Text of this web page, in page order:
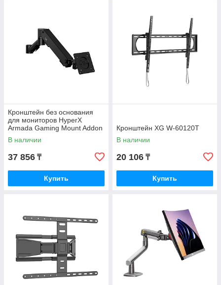
Кронштейн без основания
для мониторов HyperX
Armada Gaming Mount Addon
66X82AA
В наличии
37 856 ₸
Купить
Кронштейн XG W-60120T
В наличии
20 106 ₸
Купить